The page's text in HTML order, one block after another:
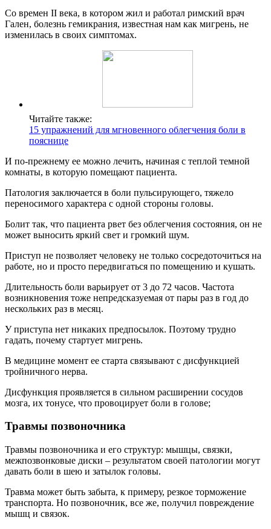
Со времен II века, в котором жил и работал римский врач
Гален, болезнь гемикрания, известная нам как мигрень, не
изменилась в своих симптомах.
Читайте также:
15 упражнений для мгновенного облегчения боли в
пояснице
И по-прежнему ее можно лечить, начиная с теплой темной
комнаты, в которую помещают пациента.
Патология заключается в боли пульсирующего, тяжело
переносимого характера с одной стороны головы.
Болит так, что пациента рвет без облегчения состояния, он не
может выносить яркий свет и громкий шум.
Приступ не позволяет человеку не только сосредоточиться на
работе, но и просто передвигаться по помещению и кушать.
Длительность боли варьирует от 3 до 72 часов. Частота
возникновения тоже непредсказуемая от пары раз в год до
нескольких раз в месяц.
У приступа нет никаких предпосылок. Поэтому трудно
гадать, почему стартует мигрень.
В медицине момент ее старта связывают с дисфункцией
тройничного нерва.
Дисфункция проявляется в сильном расширении сосудов
мозга, их тонусе, что провоцирует боли в голове;
Травмы позвоночника
Травмы позвоночника и его структур: мышцы, связки,
межпозвонковые диски – результатом своей патологии могут
давать боли в шею и затылок головы.
Травма может быть забыта, к примеру, резкое торможение
транспорта. Но позвоночник, все же, получил повреждение
мышц и связок.